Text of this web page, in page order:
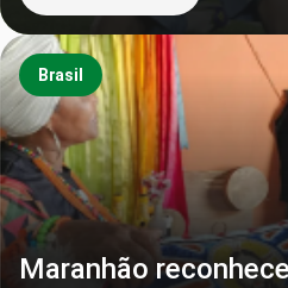
Brasil
Maranhão